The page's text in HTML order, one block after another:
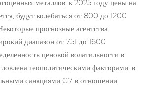
металлов, к 2025 году цены на
будут колебаться от 800 до 1200
прогнозные агентства
диапазон от 751 до 1600
ценовой волатильности в
геополитическими факторами, в
санкциями G7 в отношении